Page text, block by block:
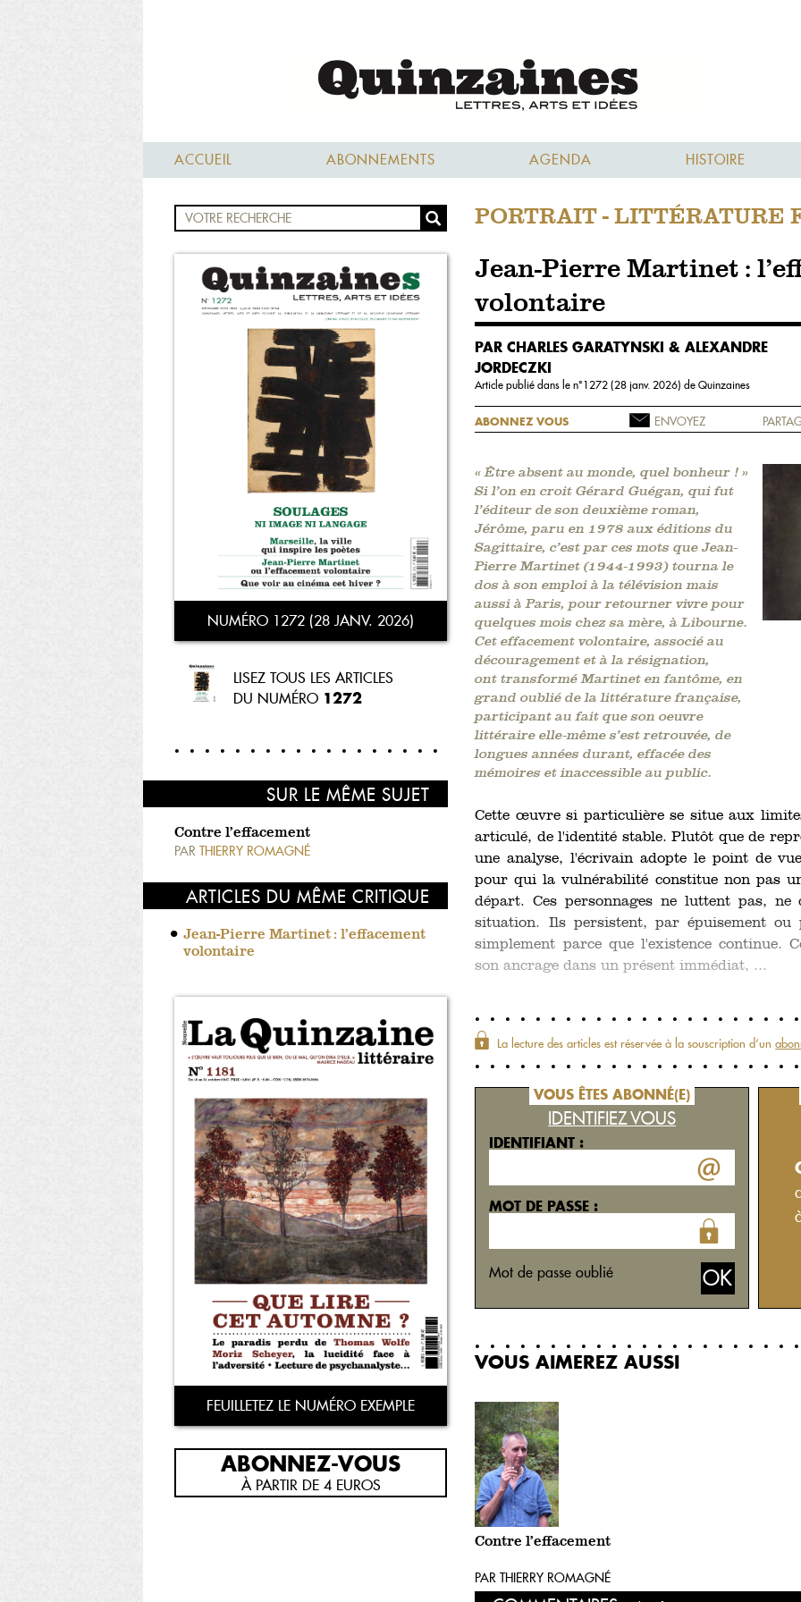
ACCUEIL ABONNEMENTS AGENDA HISTOIRE
NUMÉRO 1272 (28 JANV. 2026)
LISEZ TOUS LES ARTICLES
DU NUMÉRO 1272
SUR LE MÊME SUJET
Contre l’effacement
PAR THIERRY ROMAGNÉ
ARTICLES DU MÊME CRITIQUE
Jean-Pierre Martinet : l’effacement
volontaire
FEUILLETEZ LE NUMÉRO EXEMPLE
ABONNEZ-VOUS
À PARTIR DE 4 EUROS
PORTRAIT - LITTÉRATURE
Jean-Pierre Martinet :
volontaire
PAR CHARLES GARATYNSKI & ALEXANDRE
JORDECZKI
Article publié dans le n°1272 (28 janv. 2026)de Quinzaines
ABONNEZ VOUS ENVOYEZ
« Être absent au monde, quel bonheur ! »
Si l’on en croit Gérard Guégan, qui fut
l’éditeur de son deuxième roman,
Jérôme, paru en 1978 aux éditions du
Sagittaire, c’est par ces mots que Jean-
Pierre Martinet (1944-1993) tourna le
dos à son emploi à la télévision mais
aussi à Paris, pour retourner vivre pour
quelques mois chez sa mère, à Libourne.
Cet effacement volontaire, associé au
découragement et à la résignation,
ont transformé Martinet en fantôme, en
grand oublié de la littérature française,
participant au fait que son oeuvre
littéraire elle-même s’est retrouvée, de
longues années durant, effacée des
mémoires et inaccessible au public.
Cette œuvre si particulière se situe aux
articulé, de l'identité stable. Plutôt que de
une analyse, l'écrivain adopte le point de
pour qui la vulnérabilité constitue non pas
départ. Ces personnages ne luttent pas,
situation. Ils persistent, par épuisement
simplement parce que l'existence continue.
son ancrage dans un présent immédiat, ...
La lecture des articles est réservée à la souscription d‘un
VOUS ÊTES ABONNÉ(E)
IDENTIFIEZ VOUS
IDENTIFIANT :
MOT DE PASSE :
Mot de passe oublié
VOUS AIMEREZ AUSSI
Contre l’effacement
PAR THIERRY ROMAGNÉ